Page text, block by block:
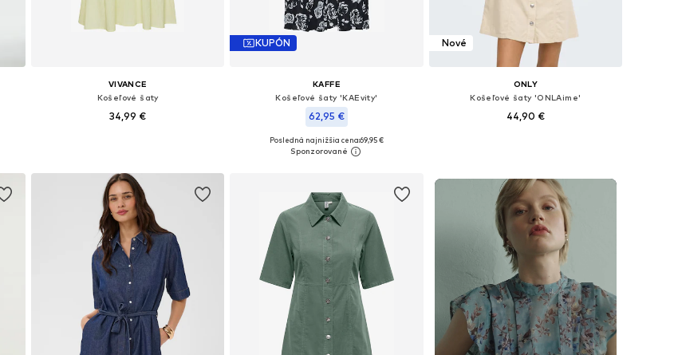
VIVANCE
Košeľové šaty
34,99 €
KUPÓN
KAFFE
Košeľové šaty 'KAEvity'
62,95 €
Dostupné v mnohých veľkostiach
Posledná najnižšia cena:69,95 €
Nové
ONLY
Košeľové šaty 'ONLAime'
44,90 €